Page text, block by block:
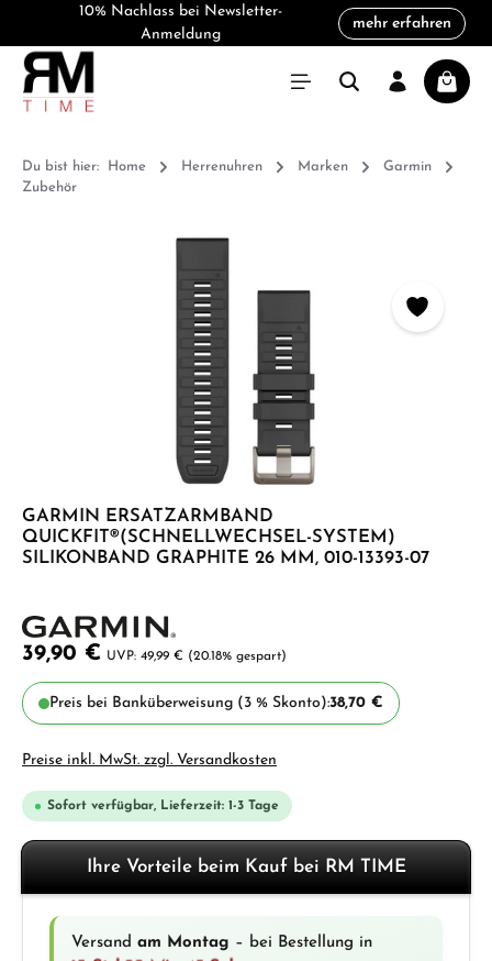
10% Nachlass bei Newsletter-
Anmeldung
mehr erfahren
Du bist hier: Home Herrenuhren Marken
Garmin
Zubehör
GARMIN ERSATZARMBAND
QUICKFIT®(SCHNELLWECHSEL-SYSTEM)
SILIKONBAND GRAPHITE 26 MM, 010-13393-07
39,90 € 49,99 € (20.18% gespart)
Preis bei Banküberweisung (3 % Skonto):38,70 €
Preise inkl. MwSt. zzgl. Versandkosten
Sofort verfügbar, Lieferzeit: 1-3 Tage
Ihre Vorteile beim Kauf bei RM TIME
Versand am Montag – bei Bestellung in